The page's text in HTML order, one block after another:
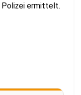
Polizei ermittelt.